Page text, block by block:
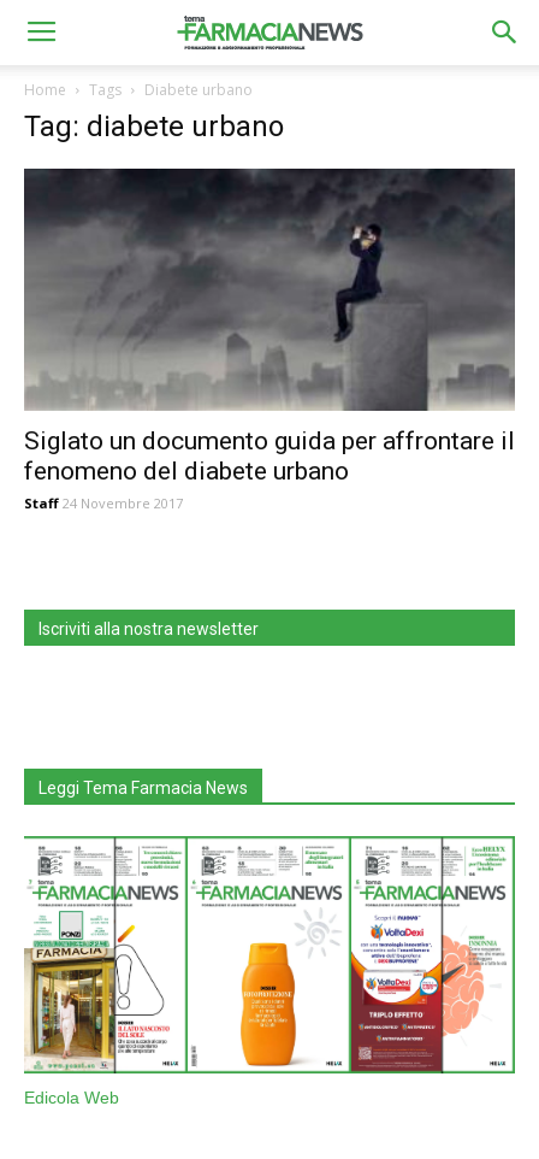
Home Tags Diabete urbano
Tag: diabete urbano
Siglato un documento guida per affrontare il
fenomeno del diabete urbano
Staff 24 Novembre 2017
Iscriviti alla nostra newsletter
Leggi Tema Farmacia News
Edicola Web